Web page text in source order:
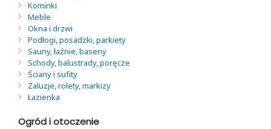
Kominki
Meble
Okna i drzwi
Podłogi, posadzki, parkiety
Sauny, łaźnie, baseny
Schody, balustrady, poręcze
Ściany i sufity
Żaluzje, rolety, markizy
Łazienka
Ogród i otoczenie